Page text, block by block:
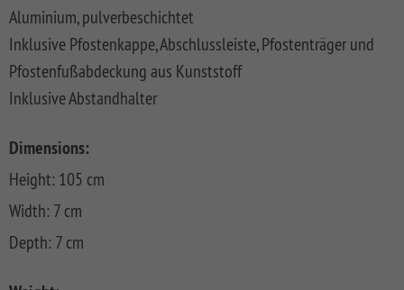
SYSTEM
WPC
PLATINUM
XL
PLATINUM
SYSTEM
WPC
XL
WPC
CLASSIC
GRAZIA
NEO
DESIGN
GADA
XL
BAMBU
XL
RAJA
WPC
Aluminium, pulverbeschichtet
Inklusive Pfostenkappe, Abschlussleiste, Pfostenträger und
Pfostenfußabdeckung aus Kunststoff
Inklusive Abstandhalter
Dimensions:
Height: 105 cm
Width: 7 cm
Depth: 7 cm